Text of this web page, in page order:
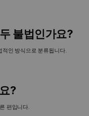
불법인가요?
적인 방식으로 분류됩니다.
?
편입니다.